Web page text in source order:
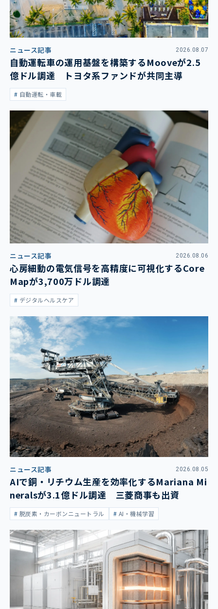
ニュース記事 2026.08.07
自動運転車の運用基盤を構築するMooveが2.5
億ドル調達 トヨタ系ファンドが共同主導
自動運転・車載
ニュース記事 2026.08.06
心房細動の電気信号を高精度に可視化するCore
Mapが3,700万ドル調達
デジタルヘルスケア
ニュース記事 2026.08.05
AIで銅・リチウム生産を効率化するMariana Mi
neralsが3.1億ドル調達 三菱商事も出資
脱炭素・カーボンニュートラル AI・機械学習